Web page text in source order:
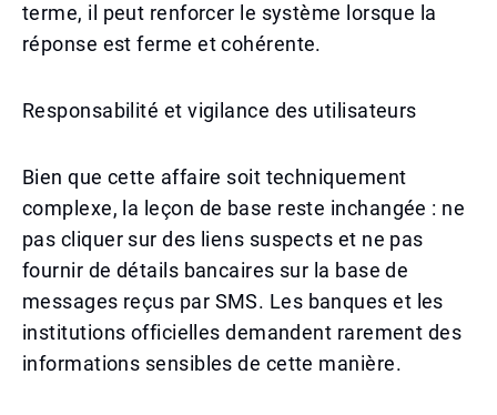
terme, il peut renforcer le système lorsque la
réponse est ferme et cohérente.
Responsabilité et vigilance des utilisateurs
Bien que cette affaire soit techniquement
complexe, la leçon de base reste inchangée : ne
pas cliquer sur des liens suspects et ne pas
fournir de détails bancaires sur la base de
messages reçus par SMS. Les banques et les
institutions officielles demandent rarement des
informations sensibles de cette manière.